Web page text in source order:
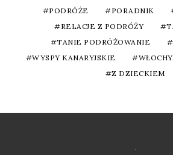
PODRÓŻE
PORADNIK
RELACJE Z PODRÓŻY
TANIE PODRÓŻOWANIE
WYSPY KANARYJSKIE
WŁOCHY
Z DZIECKIEM